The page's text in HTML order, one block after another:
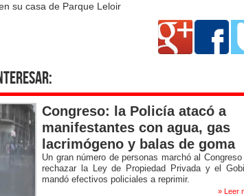
su casa de Parque Leloir
Congreso: la Policía atacó a
manifestantes con agua, gas
lacrimógeno y balas de goma
Un gran número de personas marchó al Congreso
rechazar la Ley de Propiedad Privada y el
mandó efectivos policiales a reprimir.
» Leer